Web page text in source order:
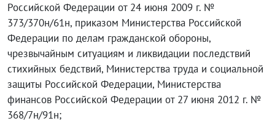
Российской Федерации от 24 июня 2009 г. №
373/370н/61н, приказом Министерства Российской
Федерации по делам гражданской обороны,
чрезвычайным ситуациям и ликвидации последствий
стихийных бедствий, Министерства труда и социальной
защиты Российской Федерации, Министерства
финансов Российской Федерации от 27 июня 2012 г. №
368/7н/91н;